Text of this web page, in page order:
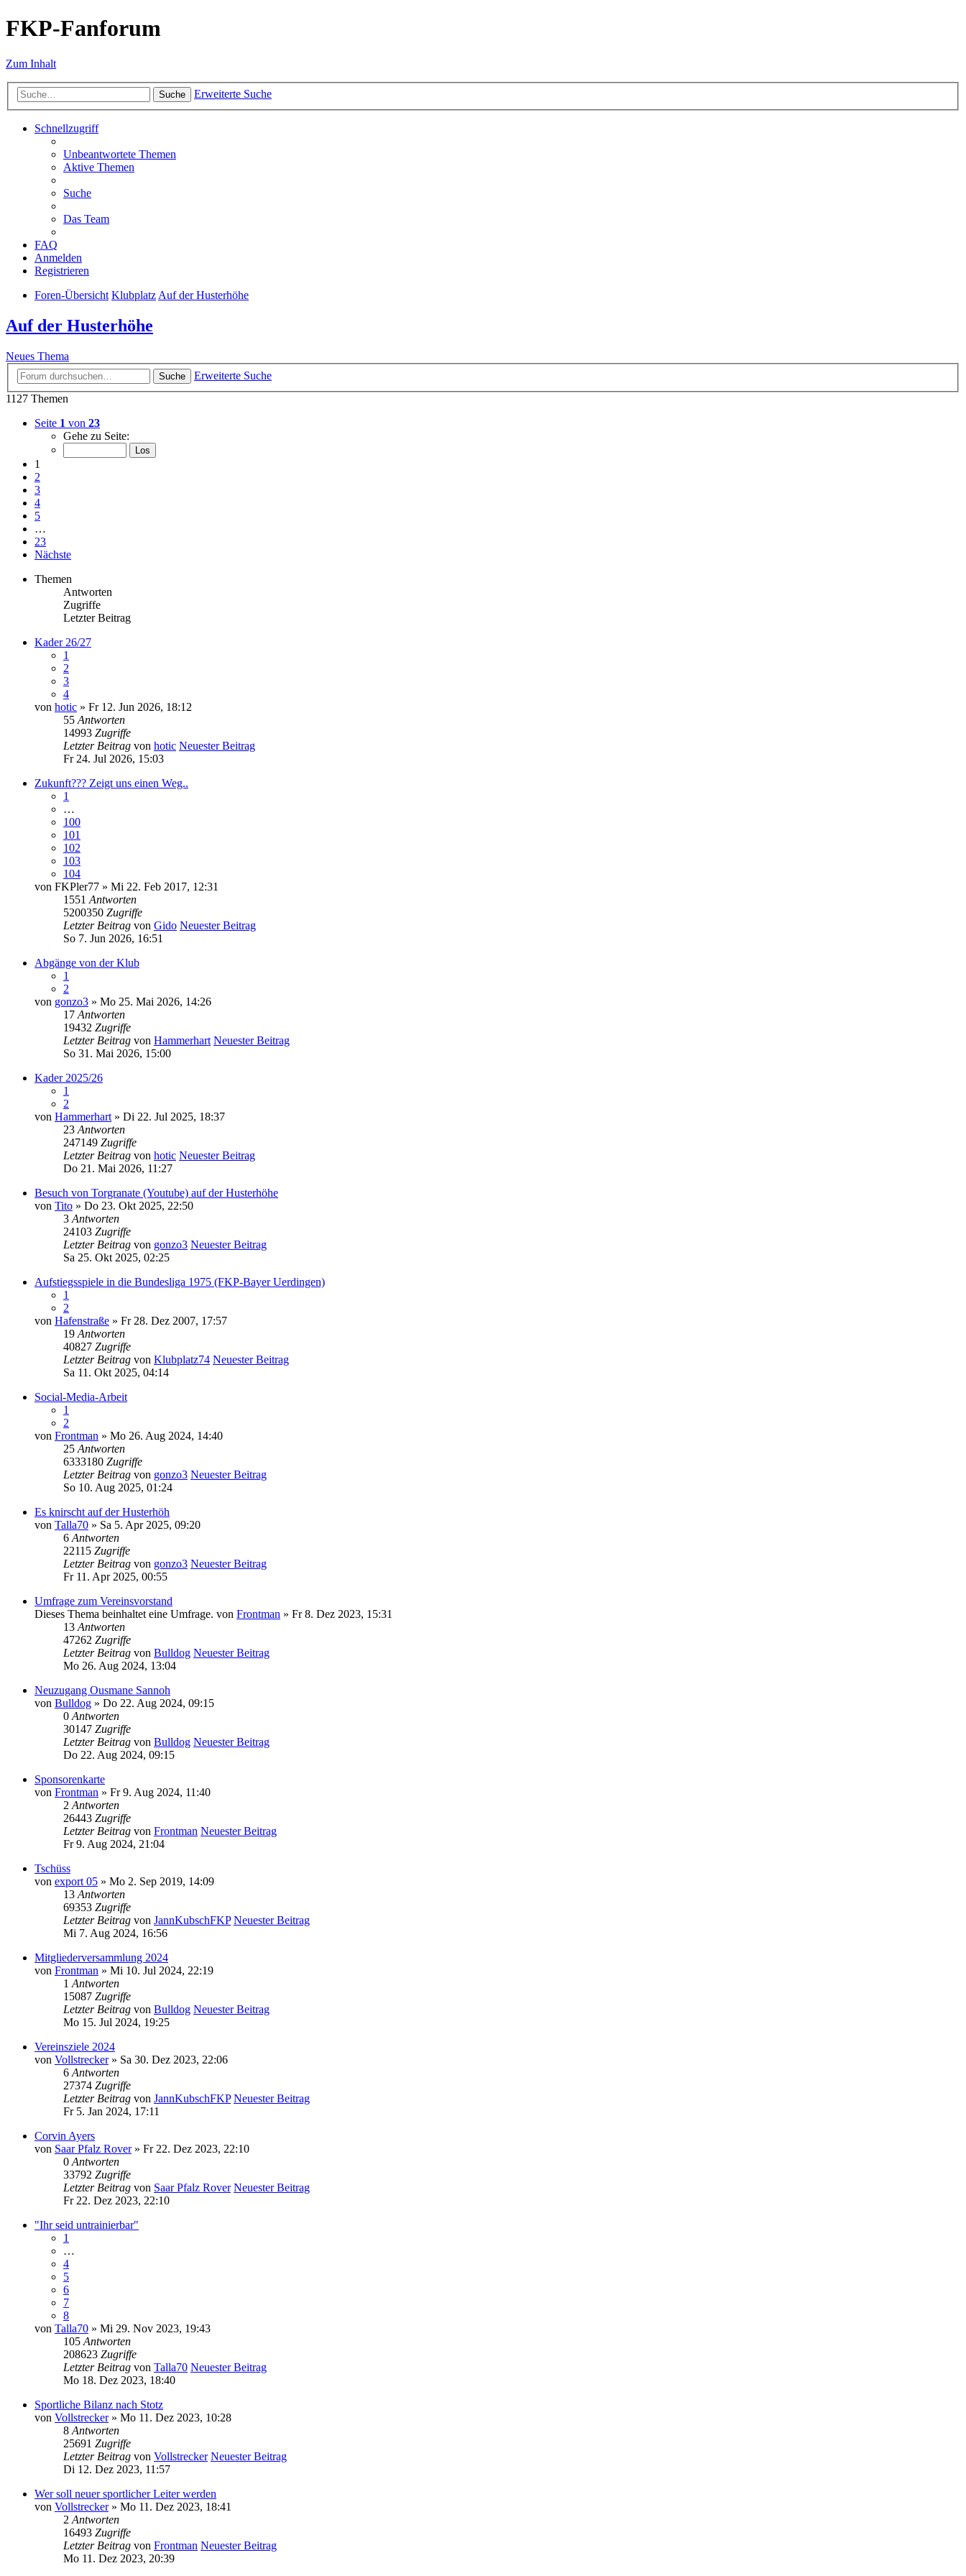
FKP-Fanforum
Zum Inhalt
Suche Erweiterte Suche
Schnellzugriff
Unbeantwortete Themen
Aktive Themen
Suche
Das Team
FAQ
Anmelden
Registrieren
Foren-Übersicht KlubplatzAuf der Husterhöhe
Auf der Husterhöhe
Neues Thema
Suche
Erweiterte Suche
1127 Themen
Seite 1 von 23
Gehe zu Seite:
1
2
3
4
5
…
23
Nächste
Themen
Antworten
Zugriffe
Letzter Beitrag
Kader 26/27
1
2
3
4
von hotic » Fr 12. Jun 2026, 18:12
55 Antworten
14993 Zugriffe
Letzter Beitrag von hotic Neuester Beitrag
Fr 24. Jul 2026, 15:03
Zukunft??? Zeigt uns einen Weg..
1
…
100
101
102
103
104
von FKPler77 » Mi 22. Feb 2017, 12:31
1551 Antworten
5200350 Zugriffe
Letzter Beitrag von Gido Neuester Beitrag
So 7. Jun 2026, 16:51
Abgänge von der Klub
1
2
von gonzo3 » Mo 25. Mai 2026, 14:26
17 Antworten
19432 Zugriffe
Letzter Beitrag von Hammerhart Neuester Beitrag
So 31. Mai 2026, 15:00
Kader 2025/26
1
2
von Hammerhart » Di 22. Jul 2025, 18:37
23 Antworten
247149 Zugriffe
Letzter Beitrag von hotic Neuester Beitrag
Do 21. Mai 2026, 11:27
Besuch von Torgranate (Youtube) auf der Husterhöhe
von Tito » Do 23. Okt 2025, 22:50
3 Antworten
24103 Zugriffe
Letzter Beitrag von gonzo3 Neuester Beitrag
Sa 25. Okt 2025, 02:25
Aufstiegsspiele in die Bundesliga 1975 (FKP-Bayer Uerdingen)
1
2
von Hafenstraße » Fr 28. Dez 2007, 17:57
19 Antworten
40827 Zugriffe
Letzter Beitrag von Klubplatz74 Neuester Beitrag
Sa 11. Okt 2025, 04:14
Social-Media-Arbeit
1
2
von Frontman » Mo 26. Aug 2024, 14:40
25 Antworten
6333180 Zugriffe
Letzter Beitrag von gonzo3 Neuester Beitrag
So 10. Aug 2025, 01:24
Es knirscht auf der Husterhöh
von Talla70 » Sa 5. Apr 2025, 09:20
6 Antworten
22115 Zugriffe
Letzter Beitrag von gonzo3 Neuester Beitrag
Fr 11. Apr 2025, 00:55
Umfrage zum Vereinsvorstand
Dieses Thema beinhaltet eine Umfrage. von Frontman » Fr 8. Dez 2023, 15:31
13 Antworten
47262 Zugriffe
Letzter Beitrag von Bulldog Neuester Beitrag
Mo 26. Aug 2024, 13:04
Neuzugang Ousmane Sannoh
von Bulldog » Do 22. Aug 2024, 09:15
0 Antworten
30147 Zugriffe
Letzter Beitrag von Bulldog Neuester Beitrag
Do 22. Aug 2024, 09:15
Sponsorenkarte
von Frontman » Fr 9. Aug 2024, 11:40
2 Antworten
26443 Zugriffe
Letzter Beitrag von Frontman Neuester Beitrag
Fr 9. Aug 2024, 21:04
Tschüss
von export 05 » Mo 2. Sep 2019, 14:09
13 Antworten
69353 Zugriffe
Letzter Beitrag von JannKubschFKP Neuester Beitrag
Mi 7. Aug 2024, 16:56
Mitgliederversammlung 2024
von Frontman » Mi 10. Jul 2024, 22:19
1 Antworten
15087 Zugriffe
Letzter Beitrag von Bulldog Neuester Beitrag
Mo 15. Jul 2024, 19:25
Vereinsziele 2024
von Vollstrecker» Sa 30. Dez 2023, 22:06
6 Antworten
27374 Zugriffe
Letzter Beitrag von JannKubschFKP Neuester Beitrag
Fr 5. Jan 2024, 17:11
Corvin Ayers
von Saar Pfalz Rover» Fr 22. Dez 2023, 22:10
0 Antworten
33792 Zugriffe
Letzter Beitrag von Saar Pfalz Rover Neuester Beitrag
Fr 22. Dez 2023, 22:10
"Ihr seid untrainierbar"
1
…
4
5
6
7
8
von Talla70 » Mi 29. Nov 2023, 19:43
105 Antworten
208623 Zugriffe
Letzter Beitrag von Talla70 Neuester Beitrag
Mo 18. Dez 2023, 18:40
Sportliche Bilanz nach Stotz
von Vollstrecker» Mo 11. Dez 2023, 10:28
8 Antworten
25691 Zugriffe
Letzter Beitrag von Vollstrecker Neuester Beitrag
Di 12. Dez 2023, 11:57
Wer soll neuer sportlicher Leiter werden
von Vollstrecker» Mo 11. Dez 2023, 18:41
2 Antworten
16493 Zugriffe
Letzter Beitrag von Frontman Neuester Beitrag
Mo 11. Dez 2023, 20:39